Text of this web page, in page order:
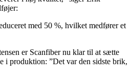
med 50 %, hvilket medfører et
er Scanfiber nu klar til at sætte
i produktion: ”Det var den sidste brik,